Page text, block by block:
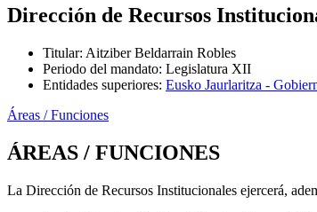
Dirección de Recursos
Titular: Aitziber Beldarrain Robles
Periodo del mandato: Legislatura XII
Entidades superiores: Eusko Jaurlaritza -
Áreas / Funciones
ÁREAS / FUNCIONES
La Dirección de Recursos Institucionales ejercerá,